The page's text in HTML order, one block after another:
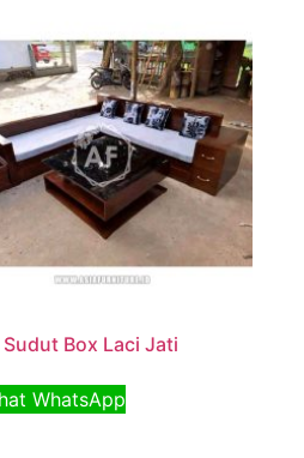
Box Laci Jati
WhatsApp